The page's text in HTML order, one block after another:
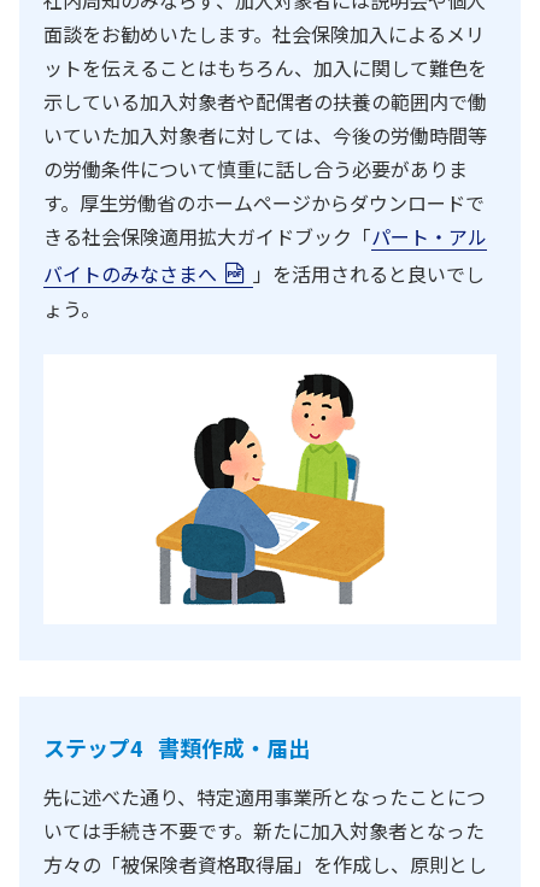
面談をお勧めいたします。社会保険加入によるメリ
ットを伝えることはもちろん、加入に関して難色を
示している加入対象者や配偶者の扶養の範囲内で働
いていた加入対象者に対しては、今後の労働時間等
の労働条件について慎重に話し合う必要がありま
す。厚生労働省のホームページからダウンロードで
きる社会保険適用拡大ガイドブック「パート・アル
バイトのみなさまへ
」を活用されると良いでし
ょう。
ステップ4 書類作成・届出
先に述べた通り、特定適用事業所となったことにつ
いては手続き不要です。新たに加入対象者となった
方々の「被保険者資格取得届」を作成し、原則とし